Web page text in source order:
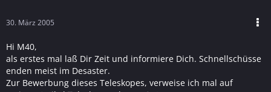
30. März 2005
Hi M40,
als erstes mal laß Dir Zeit und informiere Dich. Schnellschüsse
enden meist im Desaster.
Zur Bewerbung dieses Teleskopes, verweise ich mal auf